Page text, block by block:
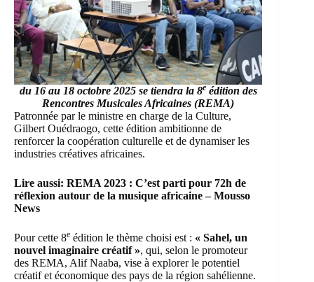
du 16 au 18 octobre 2025 se tiendra la 8eédition des
Rencontres Musicales Africaines (REMA)
Patronnée par le ministre en charge de la Culture,
Gilbert Ouédraogo, cette édition ambitionne de
renforcer la coopération culturelle et de dynamiser les
industries créatives africaines.
Lire aussi: REMA 2023 : C’est parti pour 72h de
réflexion autour de la musique africaine – Mousso
News
Pour cette 8e édition le thème choisi est : « Sahel, un
nouvel imaginaire créatif », qui, selon le promoteur
des REMA, Alif Naaba, vise à explorer le potentiel
créatif et économique des pays de la région sahélienne.